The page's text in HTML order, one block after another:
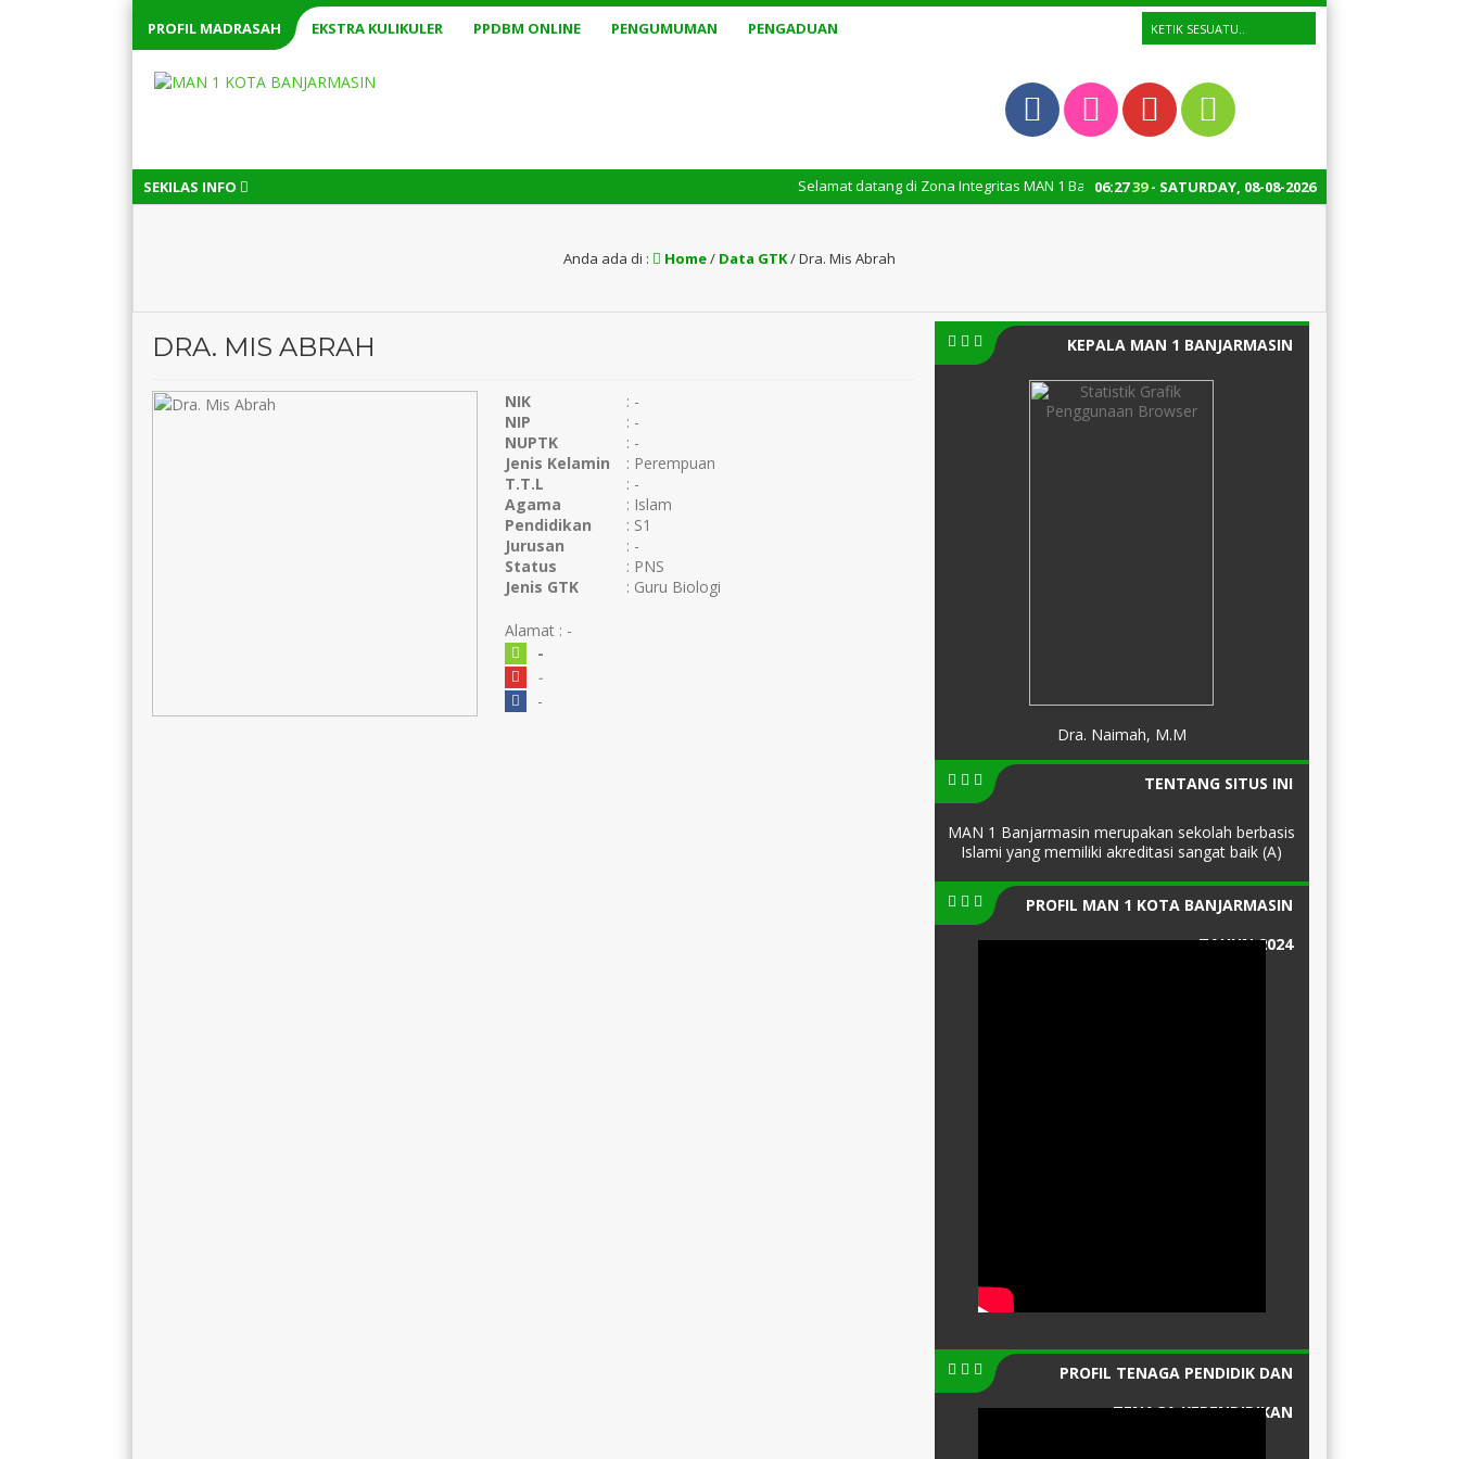
PROFIL MADRASAH EKSTRA KULIKULER PPDBM ONLINE PENGUMUMAN PENGADUAN
SEKILAS INFO 06:2739- SATURDAY, 08-08-2026
Selamat datang di Zona Integritas MAN 1 Banjarmasin menuju Wilayah Bebas Korupsi (WBK) dan Wilayah
Anda ada di : Home/ Data GTK/Dra. Mis Abrah
DRA. MIS ABRAH
NIK
: -
NIP
: -
NUPTK
: -
Jenis Kelamin
: Perempuan
T.T.L
: -
Agama
: Islam
Pendidikan
: S1
Jurusan
: -
Status
: PNS
Jenis GTK
: Guru Biologi
Alamat : -
-
-
-
KEPALA MAN 1 BANJARMASIN
Dra. Naimah, M.M
TENTANG SITUS INI
MAN 1 Banjarmasin merupakan sekolah berbasis
Islami yang memiliki akreditasi sangat baik (A)
PROFIL MAN 1 KOTA BANJARMASIN
TAHUN 2024
PROFIL TENAGA PENDIDIK DAN
TENAGA KEPENDIDIKAN